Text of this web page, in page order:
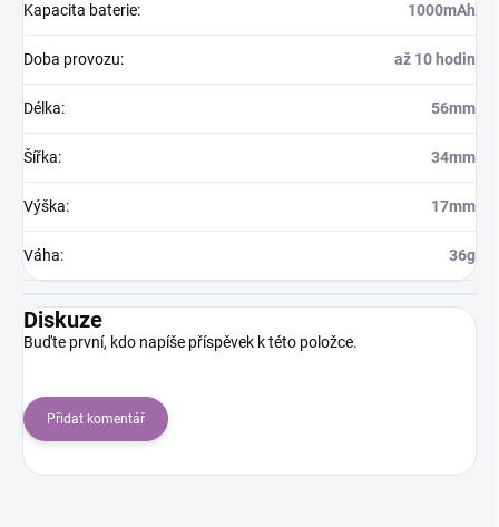
Kapacita baterie: 1000mAh
Doba provozu: až 10 hodin
Délka: 56mm
Šířka: 34mm
Výška: 17mm
Váha: 36g
Diskuze
Buďte první, kdo napíše příspěvek k této položce.
Přidat komentář